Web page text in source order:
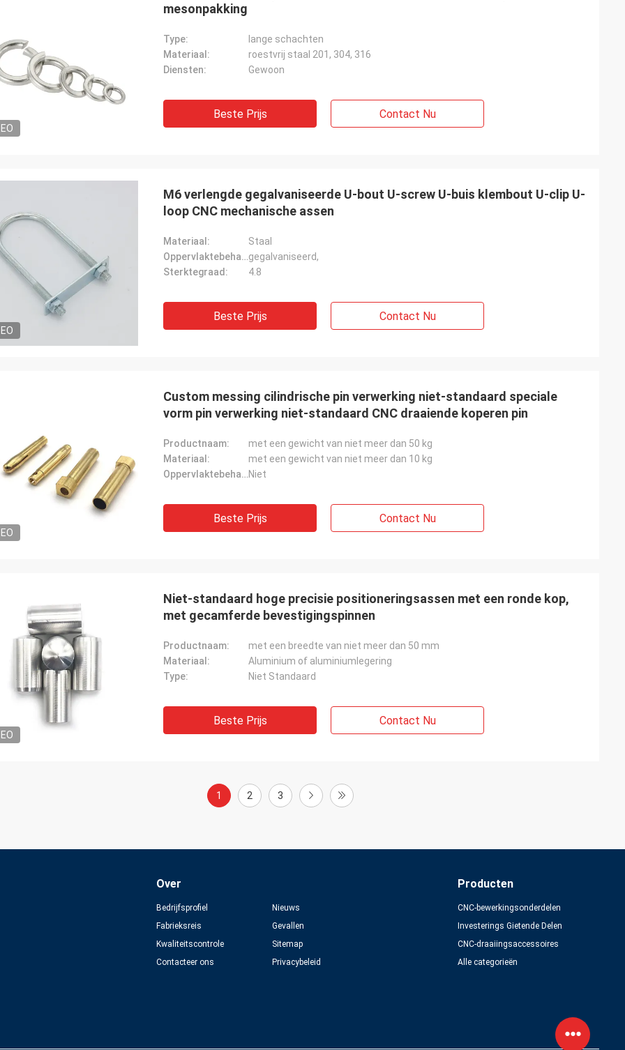
mesonpakking
Type:
lange schachten
Materiaal:
roestvrij staal 201, 304, 316
Diensten:
Gewoon
Beste Prijs Contact Nu
M6 verlengde gegalvaniseerde U-bout U-screw U-buis klembout U-clip U-
loop CNC mechanische assen
Materiaal:
Staal
Oppervlaktebehandeling:gegalvaniseerd,
Sterktegraad:
4.8
Beste Prijs Contact Nu
Custom messing cilindrische pin verwerking niet-standaard speciale
vorm pin verwerking niet-standaard CNC draaiende koperen pin
Productnaam:
met een gewicht van niet meer dan 50 kg
Materiaal:
met een gewicht van niet meer dan 10 kg
Oppervlaktebehandeling:Niet
Beste Prijs Contact Nu
Niet-standaard hoge precisie positioneringsassen met een ronde kop,
met gecamferde bevestigingspinnen
Productnaam:
met een breedte van niet meer dan 50 mm
Materiaal:
Aluminium of aluminiumlegering
Type:
Niet Standaard
Beste Prijs Contact Nu
1 2 3
Over
Bedrijfsprofiel
Fabrieksreis
Kwaliteitscontrole
Contacteer ons
Nieuws
Gevallen
Sitemap
Privacybeleid
Producten
CNC-bewerkingsonderdelen
Investerings Gietende Delen
CNC-draaiingsaccessoires
Alle categorieën